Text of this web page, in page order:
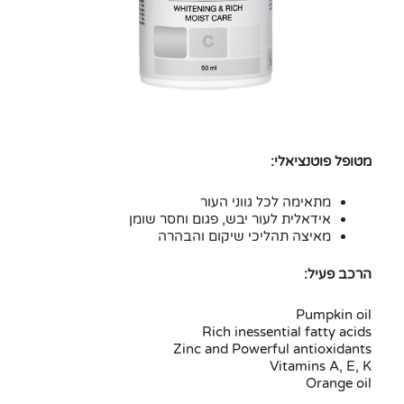
מטופל פוטנציאלי:
מתאימה לכל גווני העור
אידאלית לעור יבש, פגום וחסר שומן
מאיצה תהליכי שיקום והבהרה
הרכב פעיל:
Pumpkin oil
Rich inessential fatty acids
Zinc and Powerful antioxidants
Vitamins A, E, K
Orange oil